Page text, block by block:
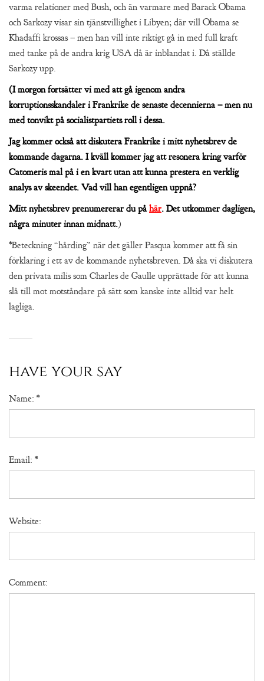
varma relationer med Bush, och än varmare med Barack Obama
och Sarkozy visar sin tjänstvillighet i Libyen; där vill Obama se
Khadaffi krossas – men han vill inte riktigt gå in med full kraft
med tanke på de andra krig USA då är inblandat i. Då ställde
Sarkozy upp.
(I morgon fortsätter vi med att gå igenom andra
korruptionsskandaler i Frankrike de senaste decennierna – men nu
med tonvikt på socialistpartiets roll i dessa.
Jag kommer också att diskutera Frankrike i mitt nyhetsbrev de
kommande dagarna. I kväll kommer jag att resonera kring varför
Catomeris mal på i en kvart utan att kunna prestera en verklig
analys av skeendet. Vad vill han egentligen uppnå?
Mitt nyhetsbrev prenumererar du påhär. Det utkommer dagligen,
några minuter innan midnatt.)
*Beteckning “hårding” när det gäller Pasqua kommer att få sin
förklaring i ett av de kommande nyhetsbreven. Då ska vi diskutera
den privata milis som Charles de Gaulle upprättade för att kunna
slå till mot motståndare på sätt som kanske inte alltid var helt
lagliga.
have your say
Name: *
Email: *
Website:
Comment: